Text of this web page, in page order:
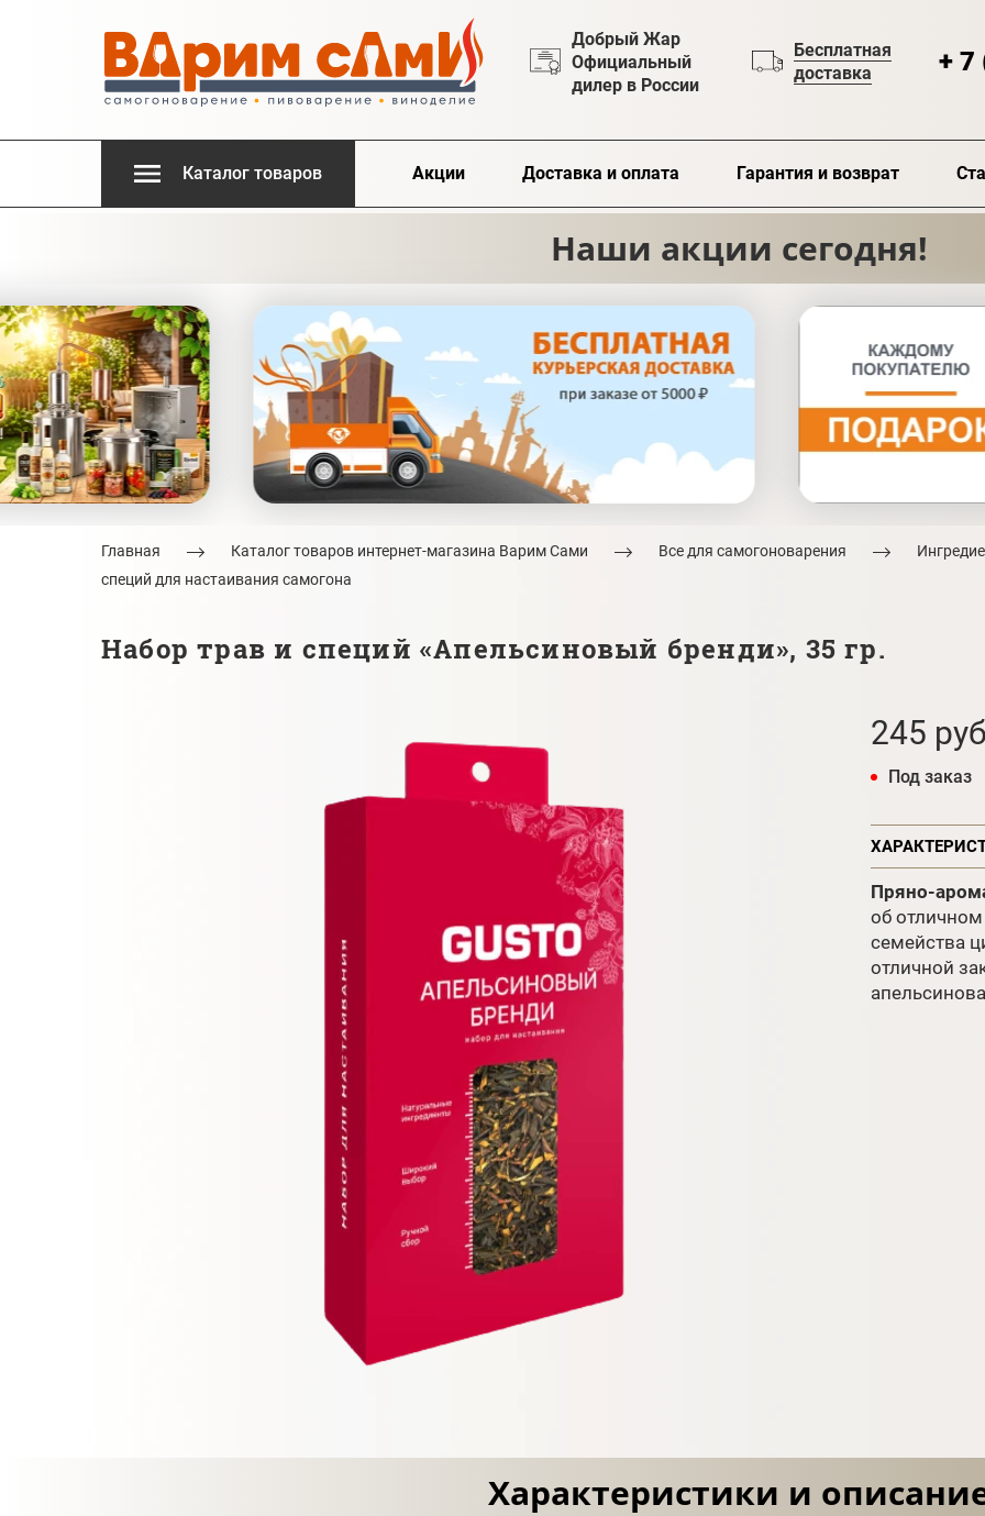
Добрый Жар
Официальный
дилер в России
Бесплатная
доставка
+
Каталог товаров Акции Доставка и оплата Гарантия и возврат
Наши акции сегодня!
Главная Каталог товаров интернет-магазина Варим Сами Все для самогоноварения
специй для настаивания самогона
Набор трав и специй «Апельсиновый бренди», 35 гр.
245
Под заказ
Пряно-
об
семейства
отличной
Характеристики и